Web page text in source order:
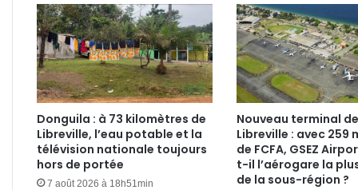
Donguila : à 73 kilomètres de
Libreville, l’eau potable et la
télévision nationale toujours
hors de portée
7 août 2026 à 18h51min
Nouveau terminal de
Libreville : avec 259
de FCFA, GSEZ
t-il l’aérogare la
de la sous-région ?